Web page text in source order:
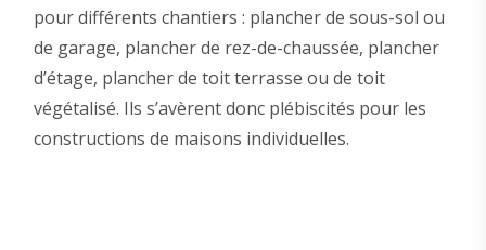
pour différents chantiers : plancher de sous-sol ou
de garage, plancher de rez-de-chaussée, plancher
d’étage, plancher de toit terrasse ou de toit
végétalisé. Ils s’avèrent donc plébiscités pour les
constructions de maisons individuelles.